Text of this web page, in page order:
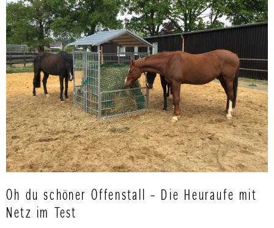
Oh du schöner Offenstall – Die Heuraufe mit
Netz im Test